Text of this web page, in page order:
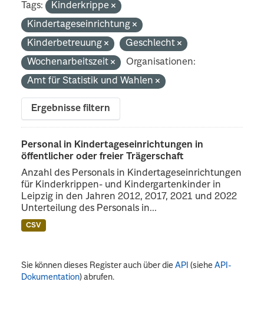
Tags:
Kinderkrippe
Kindertageseinrichtung
Kinderbetreuung
Geschlecht
Wochenarbeitszeit
Organisationen:
Amt für Statistik und Wahlen
Ergebnisse filtern
Personal in Kindertageseinrichtungen in
öffentlicher oder freier Trägerschaft
Anzahl des Personals in Kindertageseinrichtungen
für Kinderkrippen- und Kindergartenkinder in
Leipzig in den Jahren 2012, 2017, 2021 und 2022
Unterteilung des Personals in...
CSV
Sie können dieses Register auch über dieAPI (sieheAPI-
Dokumentation) abrufen.